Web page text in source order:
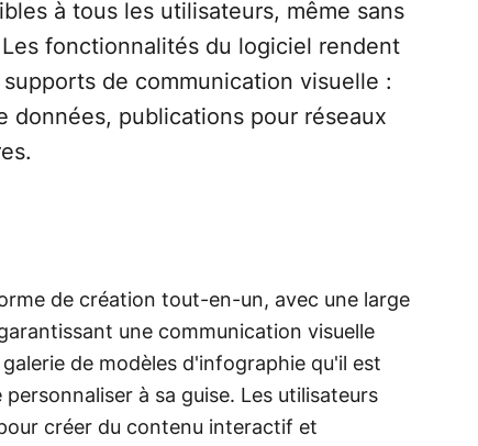
à tous les utilisateurs, même sans
fonctionnalités du logiciel rendent
de communication visuelle :
données, publications pour réseaux
de création tout-en-un, avec une large
une communication visuelle
de modèles d'infographie qu'il est
à sa guise. Les utilisateurs
créer du contenu interactif et